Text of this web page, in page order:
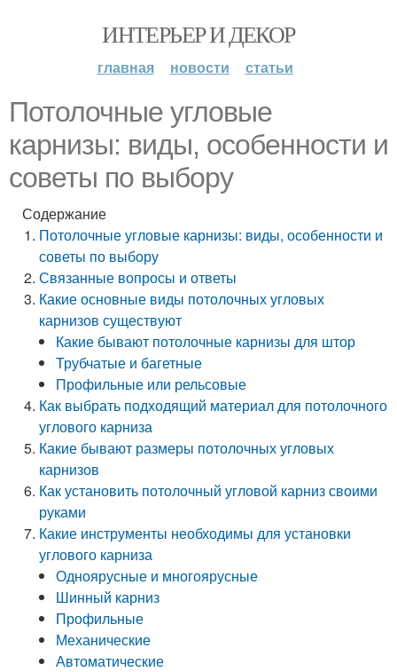
ИНТЕРЬЕР И ДЕКОР
главная новости статьи
Потолочные угловые
карнизы: виды, особенности и
советы по выбору
Содержание
Потолочные угловые карнизы: виды, особенности и
советы по выбору
Связанные вопросы и ответы
Какие основные виды потолочных угловых
карнизов существуют
Какие бывают потолочные карнизы для штор
Трубчатые и багетные
Профильные или рельсовые
Как выбрать подходящий материал для потолочного
углового карниза
Какие бывают размеры потолочных угловых
карнизов
Как установить потолочный угловой карниз своими
руками
Какие инструменты необходимы для установки
углового карниза
Одноярусные и многоярусные
Шинный карниз
Профильные
Механические
Автоматические